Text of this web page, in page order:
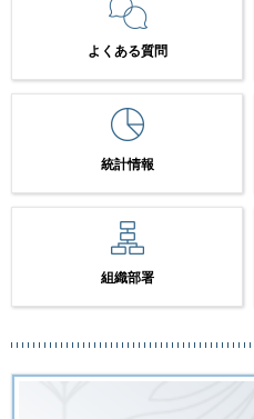
よくある質問
統計情報
組織部署